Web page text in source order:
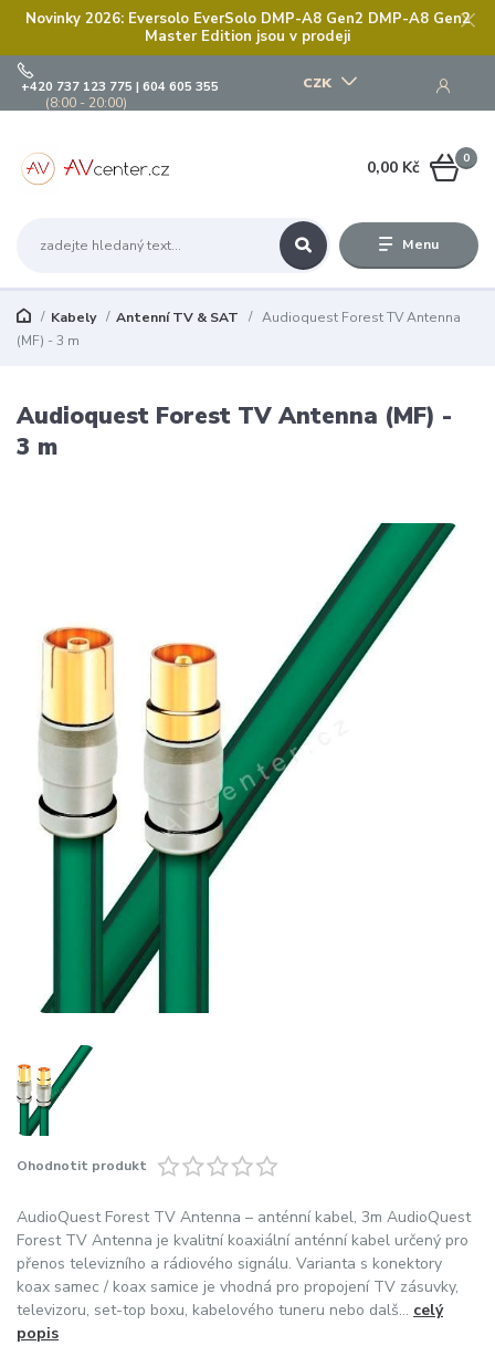
Novinky 2026: Eversolo EverSolo DMP-A8 Gen2 DMP-A8 Gen2
Master Edition jsou v prodeji
Menu
CZK
+420 737 123 775 | 604 605 355
(8:00 - 20:00)
0
0,00 Kč
Kabely Antenní TV & SAT
Audioquest Forest TV Antenna
(MF) - 3 m
Audioquest Forest TV Antenna (MF) -
3 m
Ohodnotit produkt
AudioQuest Forest TV Antenna – anténní kabel, 3m AudioQuest
Forest TV Antenna je kvalitní koaxiální anténní kabel určený pro
přenos televizního a rádiového signálu. Varianta s konektory
koax samec / koax samice je vhodná pro propojení TV zásuvky,
televizoru, set-top boxu, kabelového tuneru nebo dalš... celý
popis